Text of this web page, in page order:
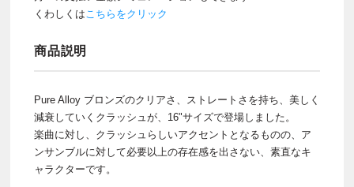
くわしくはこちらをクリック
商品説明
Pure Alloy ブロンズのクリアさ、ストレートさを持ち、美しく
減衰していくクラッシュが、16"サイズで登場しました。
楽曲に対し、クラッシュらしいアクセントとなるものの、ア
ンサンブルに対して必要以上の存在感を出さない、素直なキ
ャラクターです。